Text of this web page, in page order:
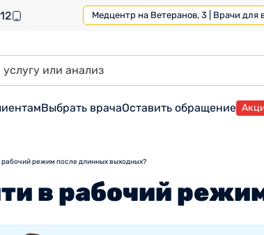
Медцентр на Ветеранов, 3 | Врачи для
Выбрать врачаОставить обращение
рабочий режим после длинных выходных?
в рабочий